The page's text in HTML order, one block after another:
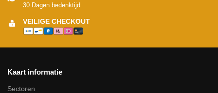
30 Dagen bedenktijd
VEILIGE CHECKOUT
Kaart informatie
Sectoren